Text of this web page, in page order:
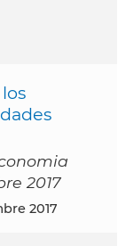
2017
2017